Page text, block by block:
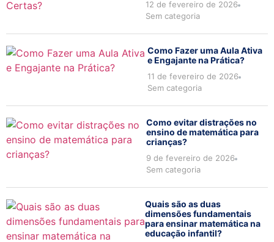
12 de fevereiro de 2026
Sem categoria
Como Fazer uma Aula Ativa
e Engajante na Prática?
11 de fevereiro de 2026
Sem categoria
Como evitar distrações no
ensino de matemática para
crianças?
9 de fevereiro de 2026
Sem categoria
Quais são as duas
dimensões fundamentais
para ensinar matemática na
educação infantil?